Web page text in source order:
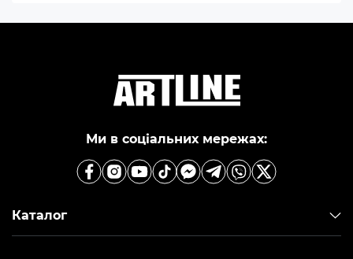
Ми в соціальних мережах:
Каталог